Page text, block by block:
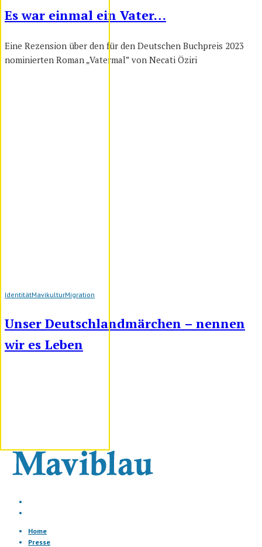
Es war einmal ein Vater…
Eine Rezension über den für den Deutschen Buchpreis 2023
nominierten Roman „Vatermal” von Necati Öziri
IdentitätMavikulturMigration
Unser Deutschlandmärchen – nennen
wir es Leben
Home
Presse